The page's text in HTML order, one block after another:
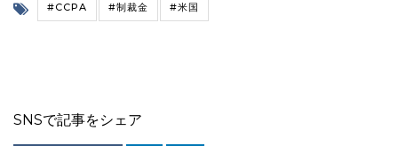
#CCPA #制裁金 #米国
SNSで記事をシェア